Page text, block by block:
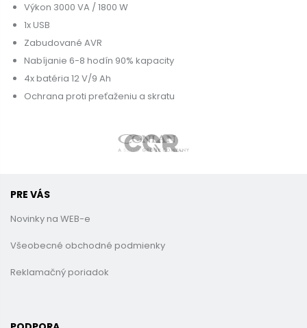
Výkon 3000 VA / 1800 W
1x USB
Zabudované AVR
Nabíjanie 6-8 hodín 90% kapacity
4x batéria 12 V/9 Ah
Ochrana proti preťaženiu a skratu
PRE VÁS
Novinky na WEB-e
Všeobecné obchodné podmienky
Reklamačný poriadok